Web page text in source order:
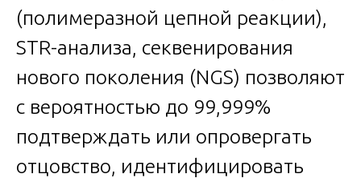
(полимеразной цепной реакции),
STR-анализа, секвенирования
нового поколения (NGS) позволяют
с вероятностью до 99,999%
подтверждать или опровергать
отцовство, идентифицировать